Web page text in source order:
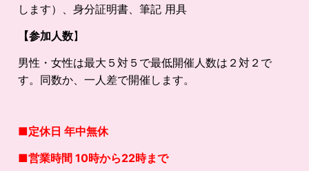
します）、身分証明書、筆記 用具
【参加人数】
男性・女性は最大５対５で最低開催人数は２対２で
す。同数か、一人差で開催します。
■定休日 年中無休
■営業時間 10時から22時まで